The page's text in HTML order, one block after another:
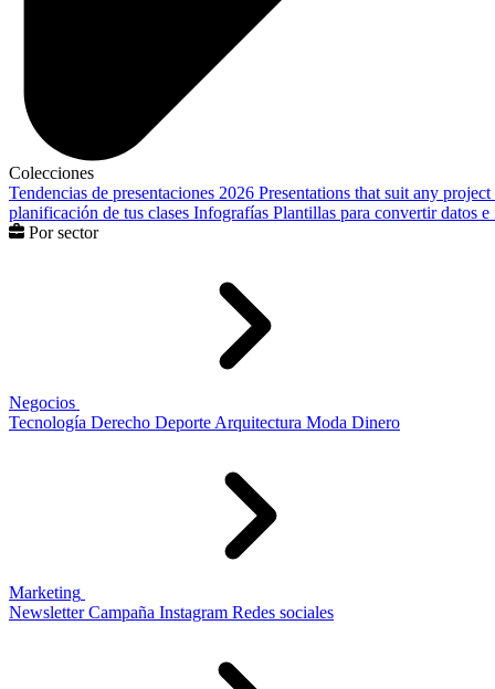
Colecciones
Tendencias de presentaciones 2026 Presentations that suit any project
planificación de tus clases Infografías Plantillas para convertir datos
Por sector
Negocios
Tecnología Derecho Deporte Arquitectura Moda Dinero
Marketing
Newsletter Campaña Instagram Redes sociales